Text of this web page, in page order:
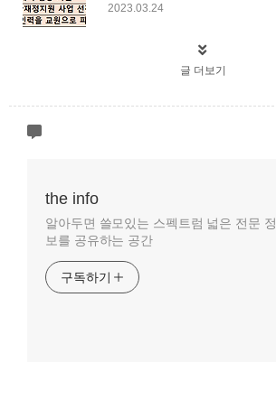
2023.03.24
글 더보기
the info
알아두면 쓸모있는 스펙트럼 넓은 전문 정
보를 공유하는 공간
구독하기